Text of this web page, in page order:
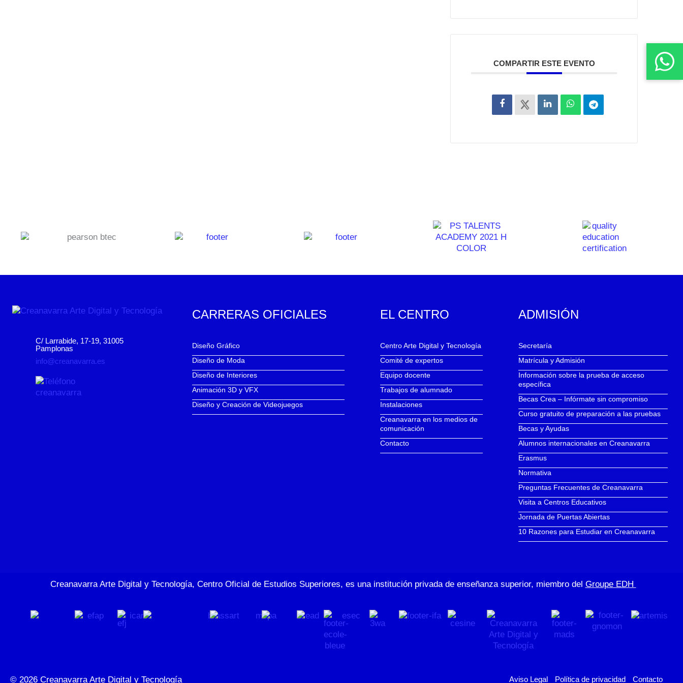
COMPARTIR ESTE EVENTO
C/ Larrabide, 17-19, 31005
Pamplonas
info@creanavarra.es
CARRERAS OFICIALES
Diseño Gráfico
Diseño de Moda
Diseño de Interiores
Animación 3D y VFX
Diseño y Creación de Videojuegos
EL CENTRO
Centro Arte Digital y Tecnología
Comité de expertos
Equipo docente
Trabajos de alumnado
Instalaciones
Creanavarra en los medios de
comunicación
Contacto
ADMISIÓN
Secretaría
Matrícula y Admisión
Información sobre la prueba de acceso
específica
Becas Crea – Infórmate sin compromiso
Curso gratuito de preparación a las pruebas
Becas y Ayudas
Alumnos internacionales en Creanavarra
Erasmus
Normativa
Preguntas Frecuentes de Creanavarra
Visita a Centros Educativos
Jornada de Puertas Abiertas
10 Razones para Estudiar en Creanavarra
Creanavarra Arte Digital y Tecnología, Centro Oficial de Estudios Superiores, es una institución privada de enseñanza superior, miembro del Groupe EDH
© 2026 Creanavarra Arte Digital y Tecnología Aviso Legal Política de privacidad Contacto